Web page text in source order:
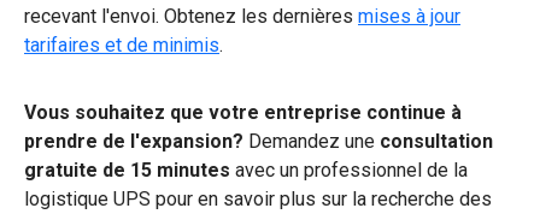
recevant l'envoi. Obtenez les dernières mises à jour
tarifaires et de minimis.
Vous souhaitez que votre entreprise continue à
prendre de l'expansion? Demandez une consultation
gratuite de 15 minutes avec un professionnel de la
logistique UPS pour en savoir plus sur la recherche des